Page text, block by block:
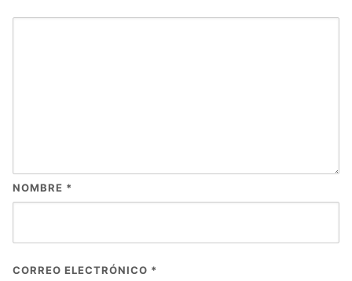
NOMBRE *
CORREO ELECTRÓNICO *